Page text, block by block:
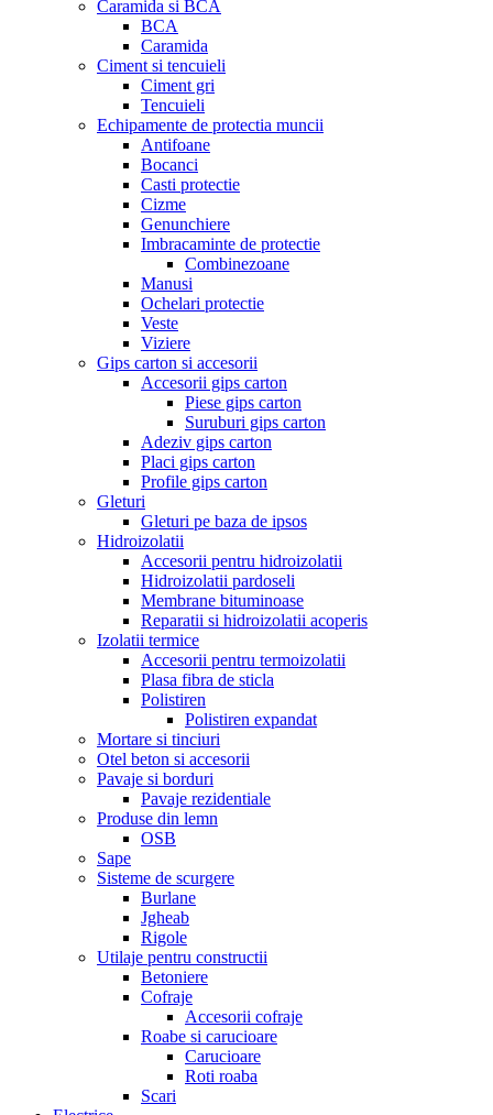
Caramida si BCA
BCA
Caramida
Ciment si tencuieli
Ciment gri
Tencuieli
Echipamente de protectia muncii
Antifoane
Bocanci
Casti protectie
Cizme
Genunchiere
Imbracaminte de protectie
Combinezoane
Manusi
Ochelari protectie
Veste
Viziere
Gips carton si accesorii
Accesorii gips carton
Piese gips carton
Suruburi gips carton
Adeziv gips carton
Placi gips carton
Profile gips carton
Gleturi
Gleturi pe baza de ipsos
Hidroizolatii
Accesorii pentru hidroizolatii
Hidroizolatii pardoseli
Membrane bituminoase
Reparatii si hidroizolatii acoperis
Izolatii termice
Accesorii pentru termoizolatii
Plasa fibra de sticla
Polistiren
Polistiren expandat
Mortare si tinciuri
Otel beton si accesorii
Pavaje si borduri
Pavaje rezidentiale
Produse din lemn
OSB
Sape
Sisteme de scurgere
Burlane
Jgheab
Rigole
Utilaje pentru constructii
Betoniere
Cofraje
Accesorii cofraje
Roabe si carucioare
Carucioare
Roti roaba
Scari